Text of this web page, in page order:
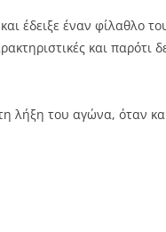
έδειξε έναν φίλαθλο
και
λήξη του αγώνα, όταν